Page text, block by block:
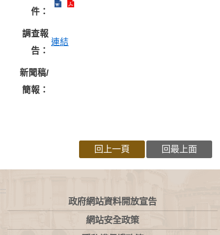
件：
調查報
告：
連結
新聞稿/
簡報：
回上一頁 回最上面
:::
政府網站資料開放宣告
網站安全政策